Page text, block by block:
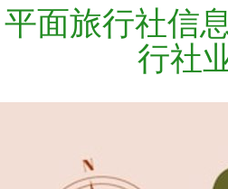
平面旅行社信
行社